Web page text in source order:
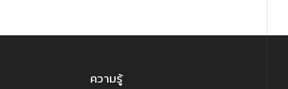
ความรู้